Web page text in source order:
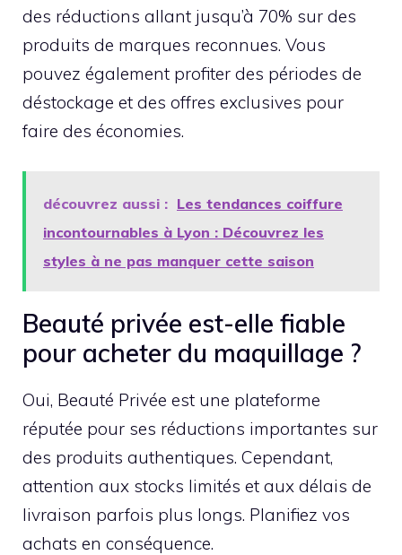
des réductions allant jusqu’à 70% sur des
produits de marques reconnues. Vous
pouvez également profiter des périodes de
déstockage et des offres exclusives pour
faire des économies.
découvrez aussi : Les tendances coiffure
incontournables à Lyon : Découvrez les
styles à ne pas manquer cette saison
Beauté privée est-elle fiable
pour acheter du maquillage ?
Oui, Beauté Privée est une plateforme
réputée pour ses réductions importantes sur
des produits authentiques. Cependant,
attention aux stocks limités et aux délais de
livraison parfois plus longs. Planifiez vos
achats en conséquence.